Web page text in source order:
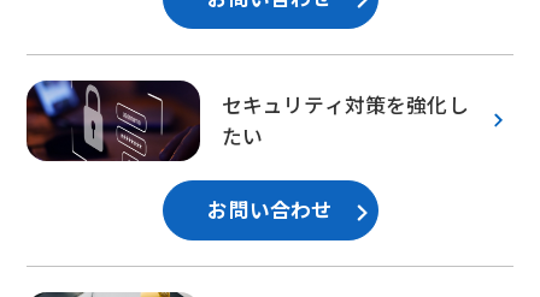
セキュリティ対策を強化し
たい
お問い合わせ